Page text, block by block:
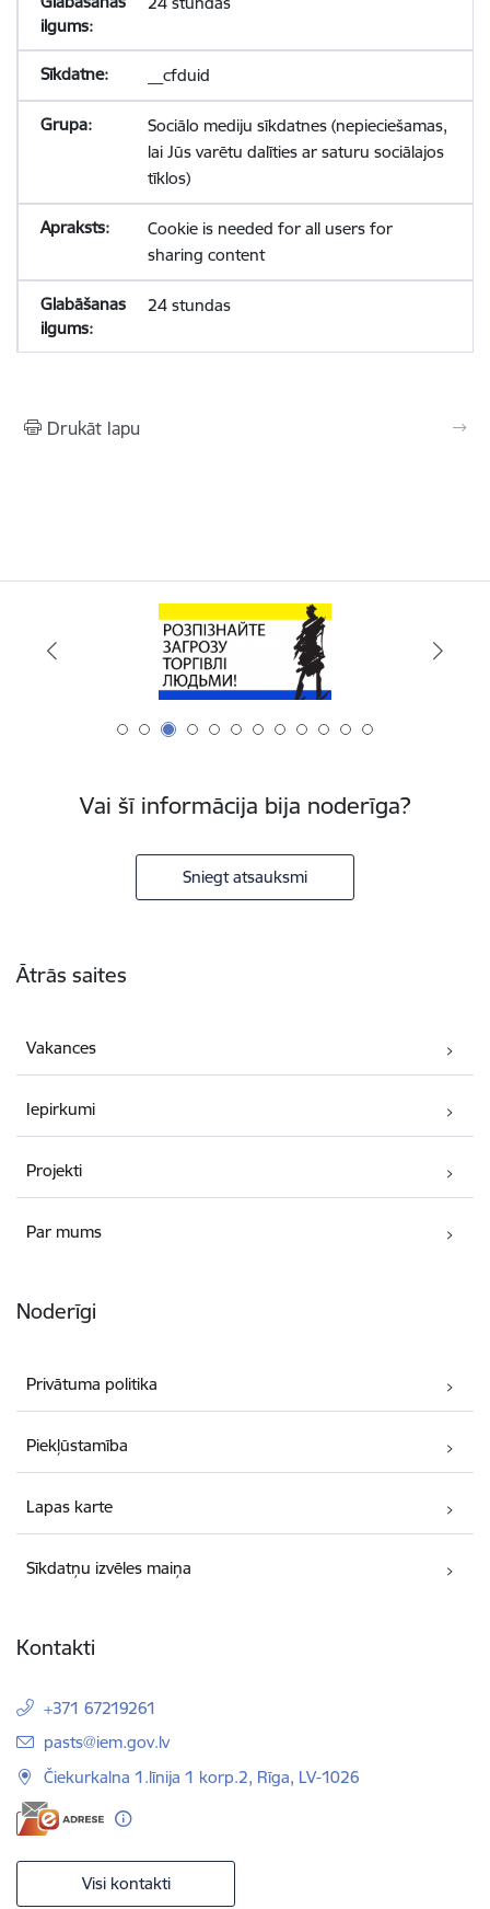
__cfduid
Sociālo mediju sīkdatnes (nepieciešamas,
lai Jūs varētu dalīties ar saturu sociālajos
tīklos)
Cookie is needed for all users for
sharing content
24 stundas
Drukāt lapu
Vai šī informācija bija noderīga?
Sniegt atsauksmi
Ātrās saites
Vakances
Iepirkumi
Projekti
Par mums
Noderīgi
Privātuma politika
Piekļūstamība
Lapas karte
Sīkdatņu izvēles maiņa
Kontakti
+371 67219261
E-pasts:
pasts@iem.gov.lv
Čiekurkalna 1.līnija 1 korp.2, Rīga, LV-1026
Visi kontakti